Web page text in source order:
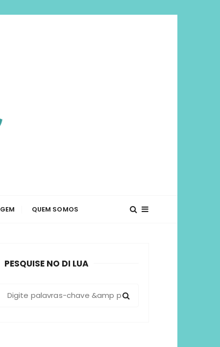
mais e
QUEM SOMOS
PESQUISE NO DI LUA